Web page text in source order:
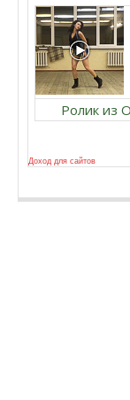
Ролик из
Доход для сайтов